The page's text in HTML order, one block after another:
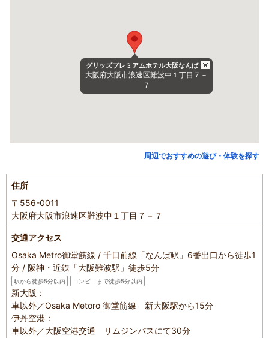
グリッズプレミアムホテル大阪なんば
大阪府大阪市浪速区難波中１丁目７－
７
周辺でおすすめの遊び・体験を探す
住所
〒556-0011
大阪府大阪市浪速区難波中１丁目７－７
交通アクセス
Osaka Metro御堂筋線 / 千日前線「なんば駅」6番出口から徒歩1
分 / 阪神・近鉄「大阪難波駅」徒歩5分
駅から徒歩5分以内 コンビニまで徒歩5分以内
新大阪：
車以外／Osaka Metoro 御堂筋線 新大阪駅から15分
伊丹空港：
車以外／大阪空港交通 リムジンバスにて30分